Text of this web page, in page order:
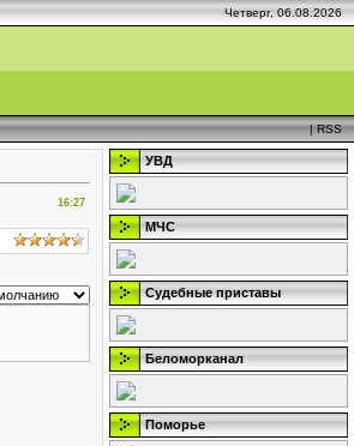
Четверг, 06.08.2026
|RSS
16:27
УВД
МЧС
Судебные приставы
Беломорканал
Поморье